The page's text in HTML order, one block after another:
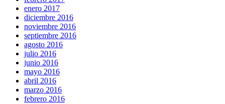
enero 2017
diciembre 2016
noviembre 2016
septiembre 2016
agosto 2016
julio 2016
junio 2016
mayo 2016
abril 2016
marzo 2016
febrero 2016